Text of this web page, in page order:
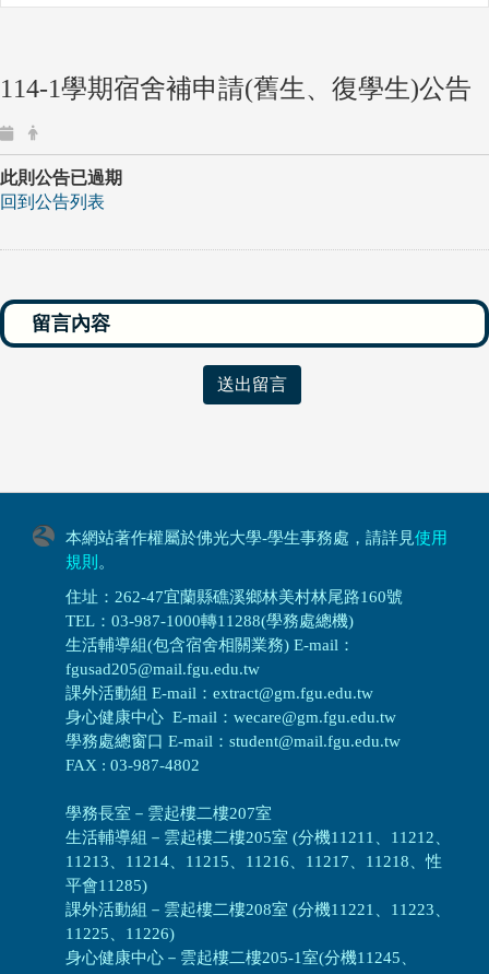
114-1學期宿舍補申請(舊生、復學生)公告
此則公告已過期
回到公告列表
送出留言
本網站著作權屬於佛光大學-學生事務處，請詳見使用
規則 。
住址：262-47宜蘭縣礁溪鄉林美村林尾路160號
TEL：03-987-1000轉11288(學務處總機)
生活輔導組(包含宿舍相關業務) E-mail：
fgusad205@mail.fgu.edu.tw
課外活動組 E-mail：extract@gm.fgu.edu.tw
身心健康中心 E-mail：wecare@gm.fgu.edu.tw
學務處總窗口 E-mail：student@mail.fgu.edu.tw
FAX : 03-987-4802
學務長室－雲起樓二樓207室
生活輔導組 － 雲起樓二樓205室 (分機11211、11212、
11213、11214、11215、11216、11217、11218、性
平會11285)
課外活動組 － 雲起樓二樓208室 (分機11221、11223、
11225、11226)
身心健康中心 － 雲起樓二樓205-1室(分機11245、